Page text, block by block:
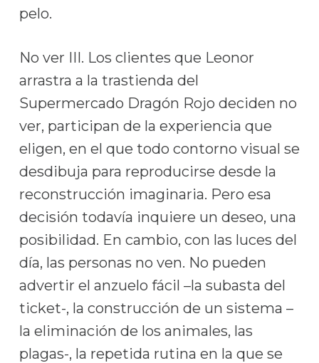
pelo.
No ver III. Los clientes que Leonor
arrastra a la trastienda del
Supermercado Dragón Rojo deciden no
ver, participan de la experiencia que
eligen, en el que todo contorno visual se
desdibuja para reproducirse desde la
reconstrucción imaginaria. Pero esa
decisión todavía inquiere un deseo, una
posibilidad. En cambio, con las luces del
día, las personas no ven. No pueden
advertir el anzuelo fácil –la subasta del
ticket-, la construcción de un sistema –
la eliminación de los animales, las
plagas-, la repetida rutina en la que se